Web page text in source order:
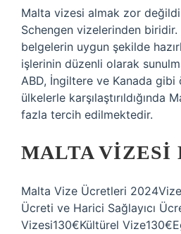
Malta vizesi almak zor
Schengen vizelerinden
belgelerin uygun şekilde
işlerinin düzenli olarak
ABD, İngiltere ve Kanada
ülkelerle karşılaştırıldığında
fazla tercih edilmektedir.
MALTA VIZESI
Malta Vize Ücretleri
Ücreti ve Harici Sağlayıcı
Vizesi130€Kültürel